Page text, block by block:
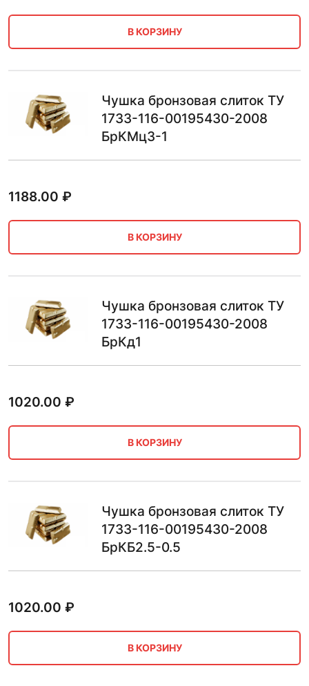
В КОРЗИНУ
Чушка бронзовая слиток ТУ
1733-116-00195430-2008
БрКМц3-1
1188.00 ₽
В КОРЗИНУ
Чушка бронзовая слиток ТУ
1733-116-00195430-2008
БрКд1
1020.00 ₽
В КОРЗИНУ
Чушка бронзовая слиток ТУ
1733-116-00195430-2008
БрКБ2.5-0.5
1020.00 ₽
В КОРЗИНУ